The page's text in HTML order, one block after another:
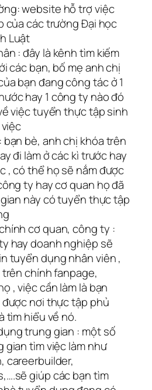
website hỗ trợ việc
của các trường Đại học
Luật
: đây là kênh tìm kiếm
các bạn, bố mẹ anh chị
bạn đang công tác ở 1
hay 1 công ty nào đó
việc tuyển thực tập sinh
: bạn bè, anh chị khóa trên
đi làm ở các kì trước hay
, có thể họ sẽ nắm được
ty hay cơ quan họ đã
này có tuyển thực tập
cơ quan, công ty :
hay doanh nghiệp sẽ
tuyển dụng nhân viên ,
chính fanpage,
, việc cần làm là bạn
nơi thực tập phủ
tìm hiểu về nó.
trung gian : một số
tìm việc làm như
careerbuilder,
giúp các bạn tìm